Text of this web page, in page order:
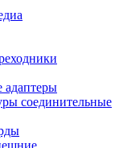
соединительные